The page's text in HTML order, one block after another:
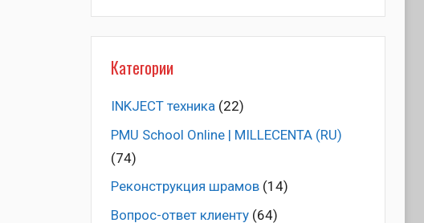
Категории
INKJECT техника (22)
PMU School Online | MILLECENTA (RU)
(74)
Pеконструкция шрамов(14)
Вопрос-ответ клиенту(64)